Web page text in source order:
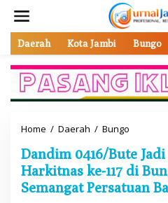
Daerah Kota Jambi Bungo
Home / Daerah / Bungo
n
d
i
m
Dandim 0416/Bute
Harkitnas ke-117 di
Semangat Persatuan